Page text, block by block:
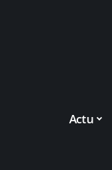
Actu